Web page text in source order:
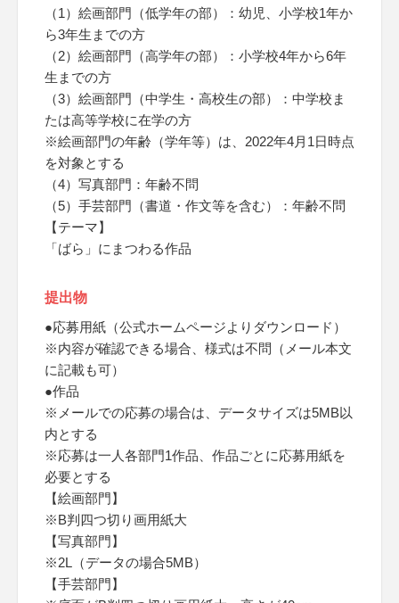
（1）絵画部門（低学年の部）：幼児、小学校1年か
ら3年生までの方
（2）絵画部門（高学年の部）：小学校4年から6年
生までの方
（3）絵画部門（中学生・高校生の部）：中学校ま
たは高等学校に在学の方
※絵画部門の年齢（学年等）は、2022年4月1日時点
を対象とする
（4）写真部門：年齢不問
（5）手芸部門（書道・作文等を含む）：年齢不問
【テーマ】
「ばら」にまつわる作品
提出物
●応募用紙（公式ホームページよりダウンロード）
※内容が確認できる場合、様式は不問（メール本文
に記載も可）
●作品
※メールでの応募の場合は、データサイズは5MB以
内とする
※応募は一人各部門1作品、作品ごとに応募用紙を
必要とする
【絵画部門】
※B判四つ切り画用紙大
【写真部門】
※2L（データの場合5MB）
【手芸部門】